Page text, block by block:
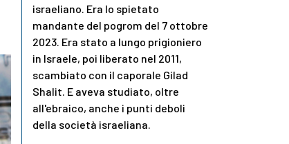
israeliano. Era lo spietato
mandante del pogrom del 7 ottobre
2023. Era stato a lungo prigioniero
in Israele, poi liberato nel 2011,
scambiato con il caporale Gilad
Shalit. E aveva studiato, oltre
all'ebraico, anche i punti deboli
della società israeliana.